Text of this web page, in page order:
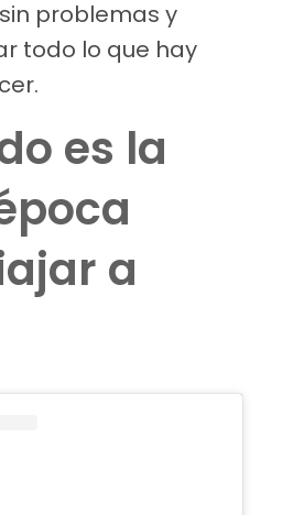
problemas y
todo lo que hay
es la
a